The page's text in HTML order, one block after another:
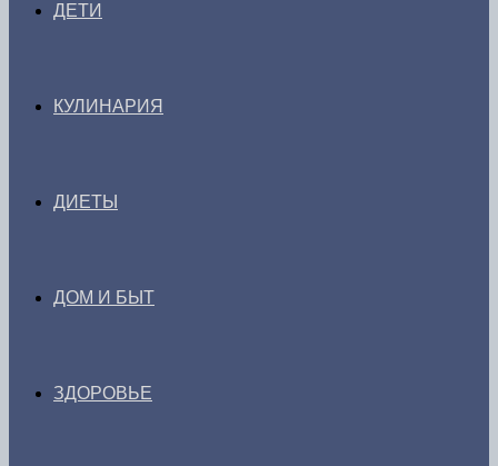
ДЕТИ
КУЛИНАРИЯ
ДИЕТЫ
ДОМ И БЫТ
ЗДОРОВЬЕ